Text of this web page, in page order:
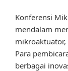
Konferensi
mendalam
Para
berbagai